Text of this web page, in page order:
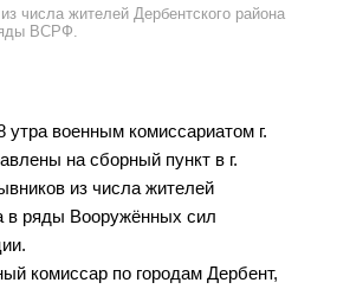
числа жителей Дербентского района
ВСРФ.
утра военным комиссариатом г.
на сборный пункт в г.
из числа жителей
в ряды Вооружённых сил
комиссар по городам Дербент,